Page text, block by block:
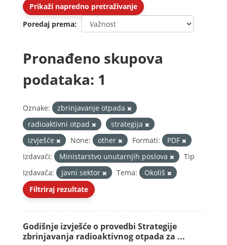
Prikaži napredno pretraživanje
Poredaj prema
Pronađeno skupova
podataka: 1
Oznake:
zbrinjavanje otpada
radioaktivni otpad
strategija
izvješće
None: other Formati:
PDF
Izdavači:
Ministarstvo unutarnjih poslova
Tip
Izdavača:
Javni sektor Tema:
Okoliš
Filtriraj rezultate
Godišnje izvješće o provedbi Strategije
zbrinjavanja radioaktivnog otpada za ...